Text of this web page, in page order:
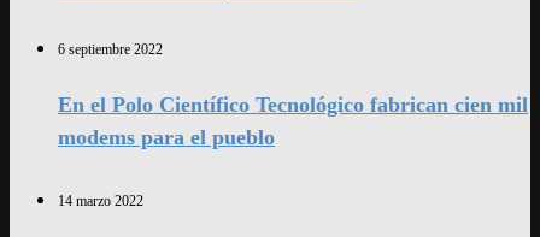
6 septiembre 2022
En el Polo Científico Tecnológico fabrican cien mil
modems para el pueblo
14 marzo 2022